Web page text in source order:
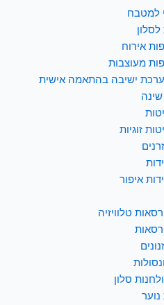
למטבח
אירוח
מעוצבות
ישיבה בהתאמה אישית
זוגיות
איפור
טלוויזיה
סלון